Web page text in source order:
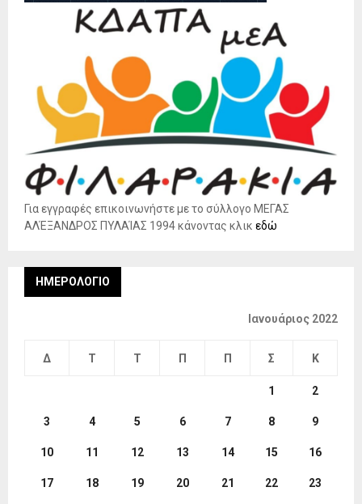
Για εγγραφές επικοινωνήστε με το σύλλογο ΜΕΓΑΣ
ΑΛΈΞΑΝΔΡΟΣ ΠΥΛΑΊΑΣ 1994 κάνοντας κλικ εδώ
ΗΜΕΡΟΛΌΓΙΟ
Ιανουάριος 2022
Δ Τ Τ Π Π Σ Κ
1 2
3 4 5 6 7 8 9
10 11 12 13 14 15 16
17 18 19 20 21 22 23